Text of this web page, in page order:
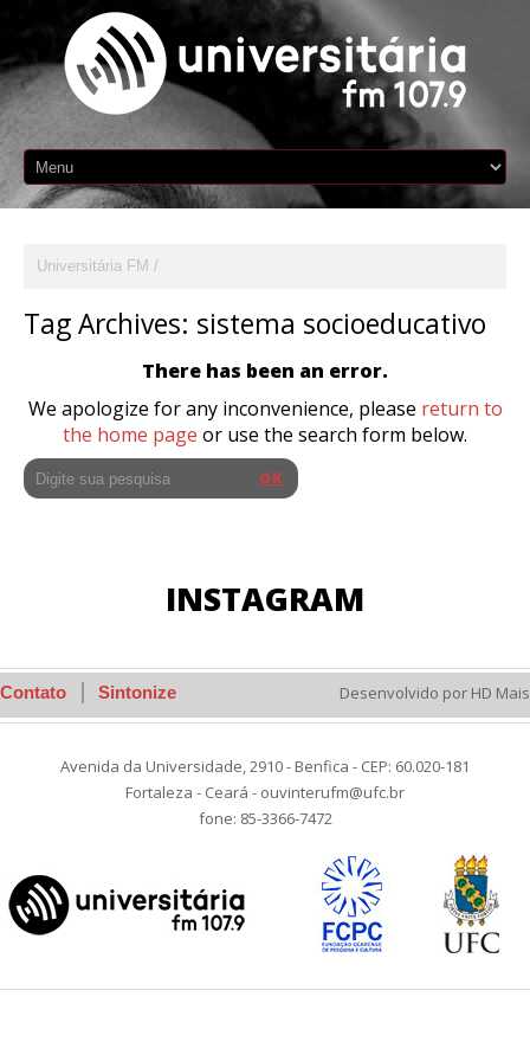
Universitária FM
Tag Archives: sistema socioeducativo
There has been an error.
We apologize for any inconvenience, please return to
the home page or use the search form below.
INSTAGRAM
Contato Sintonize Desenvolvido por HD Mais
Avenida da Universidade, 2910 - Benfica - CEP: 60.020-181
Fortaleza - Ceará - ouvinterufm@ufc.br
fone: 85-3366-7472